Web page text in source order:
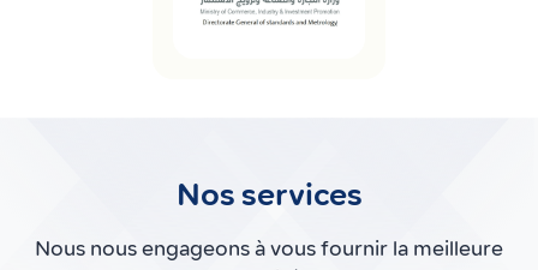
Nos services
Nous nous engageons à vous fournir la meilleure